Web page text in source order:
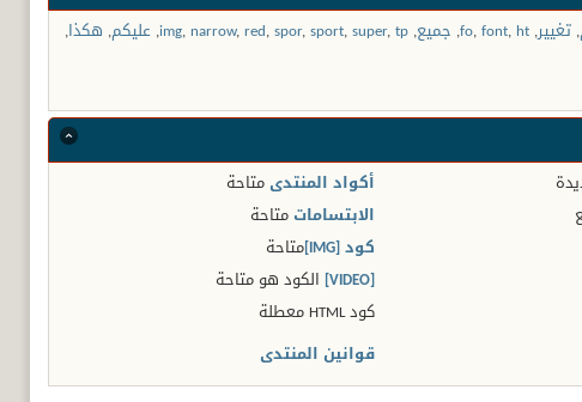
, تغيير,
fo,font, ht
, جميع,
img, narrow,red,spor,sport,super,tp
, عليكم, هكذا,
أكواد المنتدىمتاحة
الابتسامات متاحة
كود [IMG]
متاحة
[VIDEO]
الكود هومتاحة
كود HTML
معطلة
قوانين المنتدى